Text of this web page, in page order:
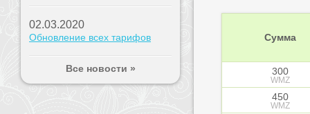
02.03.2020
Обновление всех тарифов
Все новости »
Сумма
300
WMZ
450
WMZ